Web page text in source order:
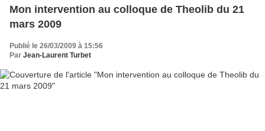
Mon intervention au colloque de Theolib du 21
mars 2009
Publié le 26/03/2009 à 15:56
Par Jean-Laurent Turbet